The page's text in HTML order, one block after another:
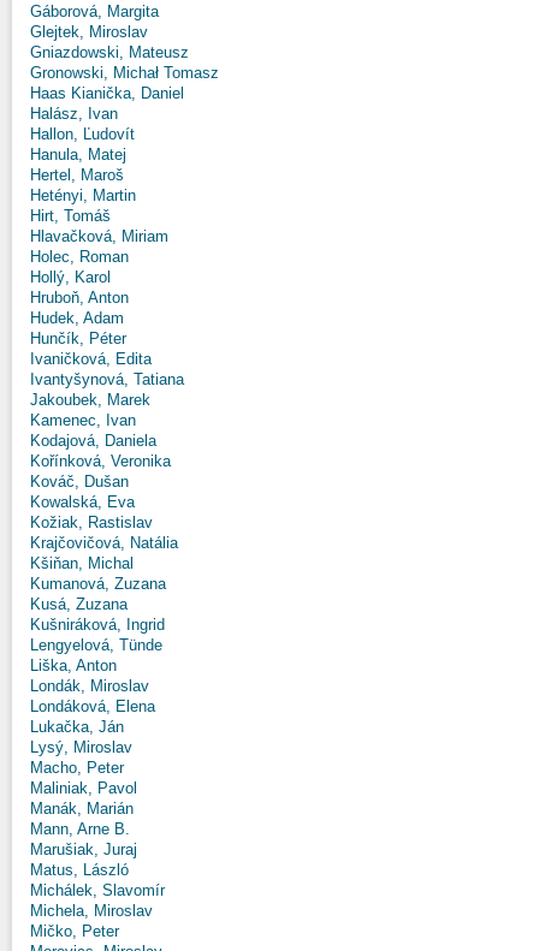
Gáborová, Margita
Glejtek, Miroslav
Gniazdowski, Mateusz
Gronowski, Michał Tomasz
Haas Kianička, Daniel
Halász, Ivan
Hallon, Ľudovít
Hanula, Matej
Hertel, Maroš
Hetényi, Martin
Hirt, Tomáš
Hlavačková, Miriam
Holec, Roman
Hollý, Karol
Hruboň, Anton
Hudek, Adam
Hunčík, Péter
Ivaničková, Edita
Ivantyšynová, Tatiana
Jakoubek, Marek
Kamenec, Ivan
Kodajová, Daniela
Kořínková, Veronika
Kováč, Dušan
Kowalská, Eva
Kožiak, Rastislav
Krajčovičová, Natália
Kšiňan, Michal
Kumanová, Zuzana
Kusá, Zuzana
Kušniráková, Ingrid
Lengyelová, Tünde
Liška, Anton
Londák, Miroslav
Londáková, Elena
Lukačka, Ján
Lysý, Miroslav
Macho, Peter
Maliniak, Pavol
Manák, Marián
Mann, Arne B.
Marušiak, Juraj
Matus, László
Michálek, Slavomír
Michela, Miroslav
Mičko, Peter